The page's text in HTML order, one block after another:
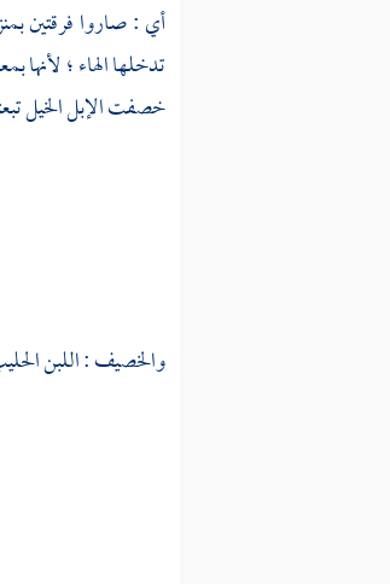
أي : صاروا فرقتين
تدخلها الهاء ؛
خصفت الإبل الخيل
والخصيف : اللبن